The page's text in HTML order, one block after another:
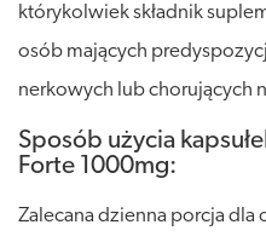
którykolwiek składnik
osób mających
nerkowych lub chorujących
Sposób użycia
Forte 1000mg:
Zalecana dzienna porcja dla